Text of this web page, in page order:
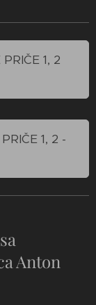
1, 2
1, 2 -
Anton